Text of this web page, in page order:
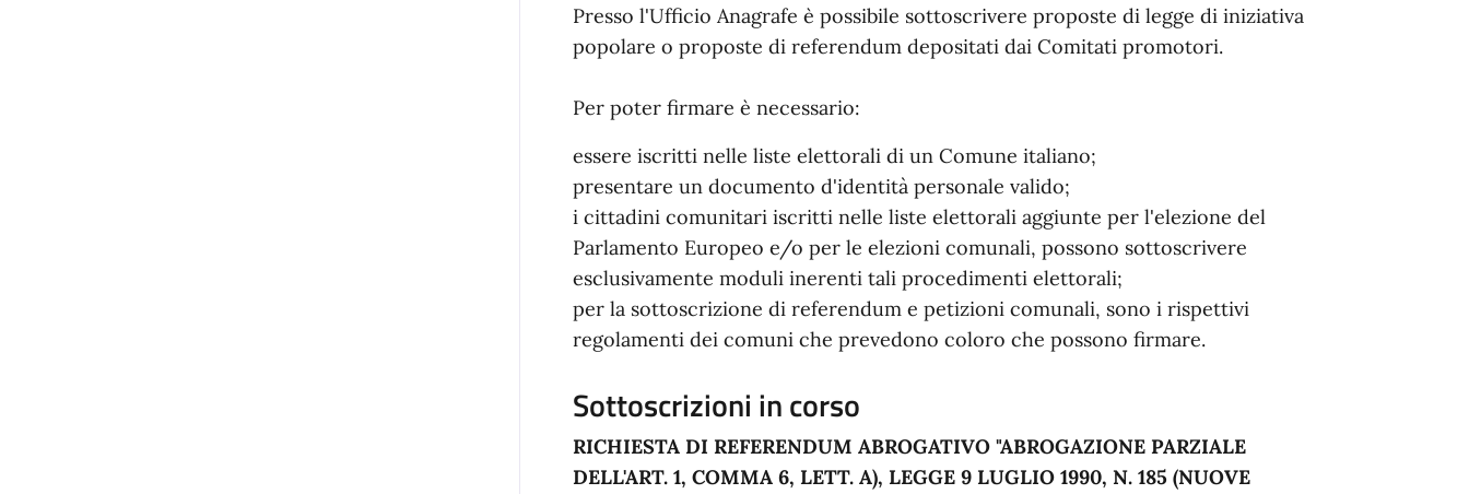
Presso l'Ufficio Anagrafe è possibile sottoscrivere proposte di legge di iniziativa
popolare o proposte di referendum depositati dai Comitati promotori.
Per poter firmare è necessario:
essere iscritti nelle liste elettorali di un Comune italiano;
presentare un documento d'identità personale valido;
i cittadini comunitari iscritti nelle liste elettorali aggiunte per l'elezione del
Parlamento Europeo e/o per le elezioni comunali, possono sottoscrivere
esclusivamente moduli inerenti tali procedimenti elettorali;
per la sottoscrizione di referendum e petizioni comunali, sono i rispettivi
regolamenti dei comuni che prevedono coloro che possono firmare.
Sottoscrizioni in corso
RICHIESTA DI REFERENDUM ABROGATIVO "ABROGAZIONE PARZIALE
DELL'ART. 1, COMMA 6, LETT. A), LEGGE 9 LUGLIO 1990, N. 185 (NUOVE